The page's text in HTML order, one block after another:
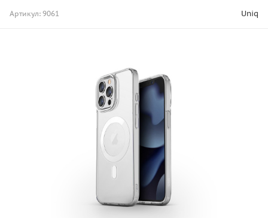
Артикул: 9061 Uniq